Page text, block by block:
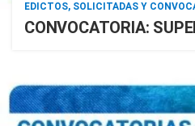
EDICTOS, SOLICITADAS Y
CONVOCATORIA: